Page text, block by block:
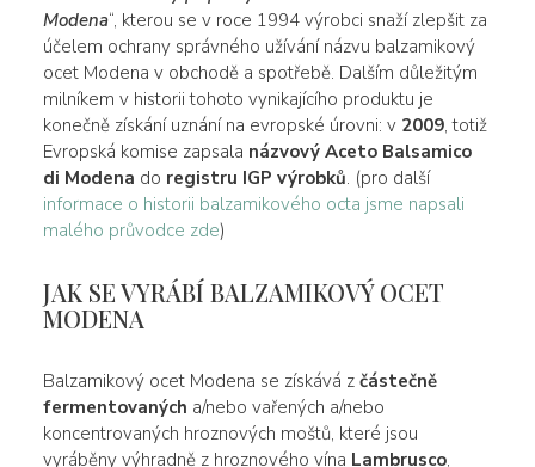
Modena“, kterou se v roce 1994 výrobci snaží zlepšit za
účelem ochrany správného užívání názvu balzamikový
ocet Modena v obchodě a spotřebě. Dalším důležitým
milníkem v historii tohoto vynikajícího produktu je
konečně získání uznání na evropské úrovni: v 2009, totiž
Evropská komise zapsala názvový Aceto Balsamico
di Modena do registru IGP výrobků. (pro další
informace o historii balzamikového octa jsme napsali
malého průvodce zde)
JAK SE VYRÁBÍ BALZAMIKOVÝ OCET
MODENA
Balzamikový ocet Modena se získává z částečně
fermentovaných a/nebo vařených a/nebo
koncentrovaných hroznových moštů, které jsou
vyráběny výhradně z hroznového vína Lambrusco,